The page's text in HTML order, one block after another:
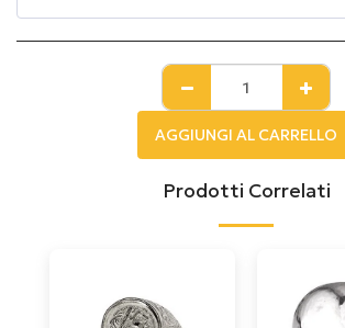
AGGIUNGI AL CARRELLO
Prodotti Correlati